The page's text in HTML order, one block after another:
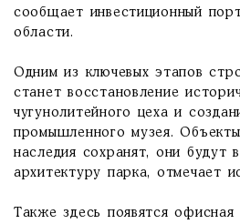
сообщает инвестиционный
области.
Одним из ключевых этапов
станет восстановление
чугунолитейного цеха и
промышленного музея. Объекты
наследия сохранят, они будут
архитектуру парка, отмечает
Также здесь появятся офисная